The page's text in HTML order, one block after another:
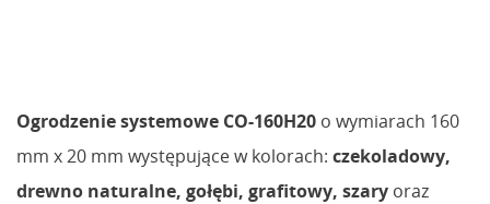
Ogrodzenie systemowe CO-160H20 o wymiarach 160
mm x 20 mm występujące w kolorach: czekoladowy,
drewno naturalne, gołębi, grafitowy, szary oraz